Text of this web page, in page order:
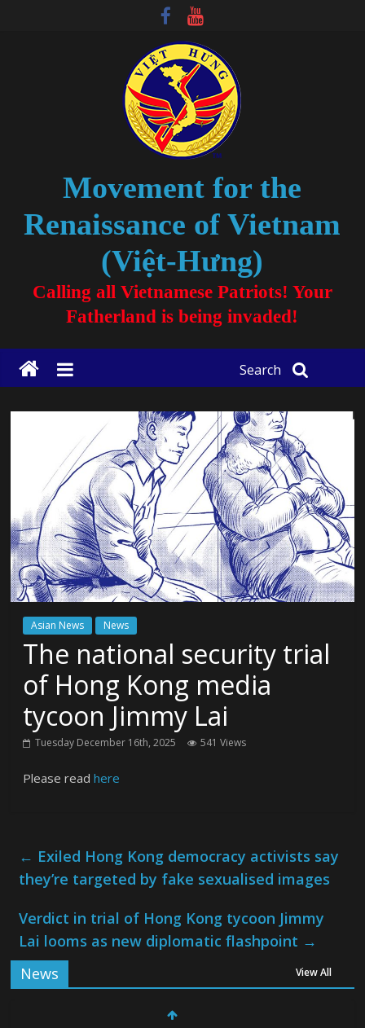
Movement for the
Renaissance of Vietnam
(Việt-Hưng)
Calling all Vietnamese Patriots! Your
Fatherland is being invaded!
Search
Asian News News
The national security trial
of Hong Kong media
tycoon Jimmy Lai
Tuesday December 16th, 2025 541 Views
Please readhere
← Exiled Hong Kong democracy activists say
they’re targeted by fake sexualised images
Verdict in trial of Hong Kong tycoon Jimmy
Lai looms as new diplomatic flashpoint →
News
View All